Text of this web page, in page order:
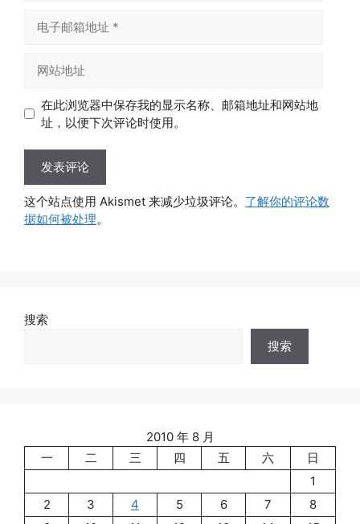
址
址
在此浏览器中保存我的显示名称、邮箱地址和网站地
址，以便下次评论时使用。
这个站点使用 Akismet 来减少垃圾评论。 了解你的评论数
据如何被处理。
搜索
搜索
2010 年 8 月
一
二 三 四 五 六
日
1
2
3 4 5 6 7
8